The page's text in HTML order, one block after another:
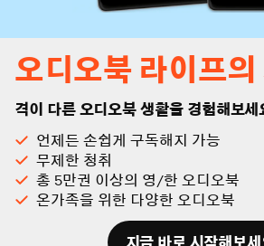
오디오북 라이프의
격이 다른 오디오북 생활을 경험해보세
언제든 손쉽게 구독해지 가능
무제한 청취
총 5만권 이상의 영/한 오디오북
온가족을 위한 다양한 오디오북
지금 바로 시작해보